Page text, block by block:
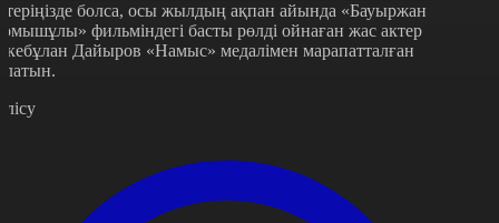
болса, осы жылдың ақпан айында «Бауыржан
фильміндегі басты рөлді ойнаған жас актер
Дайыров «Намыс» медалімен марапатталған